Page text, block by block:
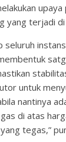
upaya
yang terjadi
seluruh
untuk
nantinya
di atas
tegas,”